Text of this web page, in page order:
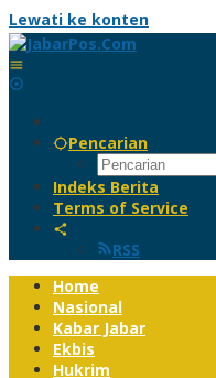
Lewati ke konten
Pencarian
Indeks Berita
Terms of Service
RSS
Home
Nasional
Kabar Jabar
Ekbis
Hukrim